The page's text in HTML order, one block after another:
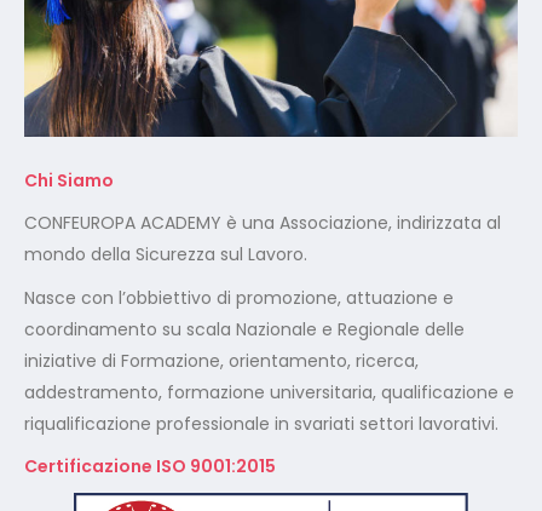
Chi Siamo
CONFEUROPA ACADEMY è una Associazione, indirizzata al
mondo della Sicurezza sul Lavoro.
Nasce con l’obbiettivo di promozione, attuazione e
coordinamento su scala Nazionale e Regionale delle
iniziative di Formazione, orientamento, ricerca,
addestramento, formazione universitaria, qualificazione e
riqualificazione professionale in svariati settori lavorativi.
Certificazione ISO 9001:2015